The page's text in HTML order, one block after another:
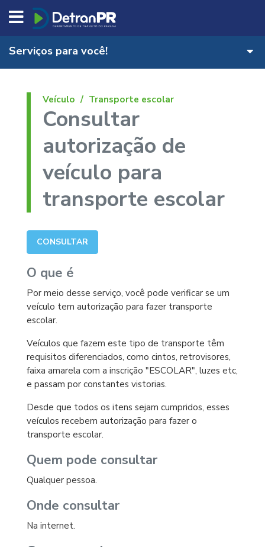
DETRAN/PR
Serviços para você!
Veículo Transporte escolar
Consultar
autorização de
veículo para
transporte escolar
CONSULTAR
O que é
Por meio desse serviço, você pode verificar se um
veículo tem autorização para fazer transporte
escolar.
Veículos que fazem este tipo de transporte têm
requisitos diferenciados, como cintos, retrovisores,
faixa amarela com a inscrição "ESCOLAR", luzes etc,
e passam por constantes vistorias.
Desde que todos os itens sejam cumpridos, esses
veículos recebem autorização para fazer o
transporte escolar.
Quem pode consultar
Qualquer pessoa.
Onde consultar
Na internet.